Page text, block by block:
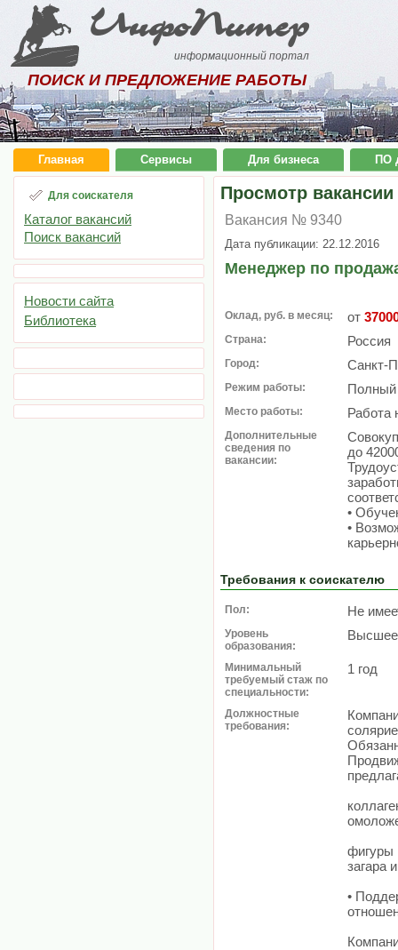
ИнфоПитер
информационный портал
ПОИСК И ПРЕДЛОЖЕНИЕ РАБОТЫ
Главная Сервисы Для бизнеса ПО
Для соискателя
Каталог вакансий
Поиск вакансий
Новости сайта
Библиотека
Просмотр вакансии
Вакансия № 9340
Дата публикации: 22.12.2016
Менеджер по
Оклад, руб. в месяц: от
Страна: Россия
Город: Санкт-
Режим работы: Полный
Место работы: Работа
Дополнительные
сведения по
вакансии:
до
•
•
Требования к соискателю
Пол: Не
Уровень
образования:
Высшее
Минимальный
требуемый стаж по
специальности:
1 год
Должностные
требования:
фигуры
загара
•